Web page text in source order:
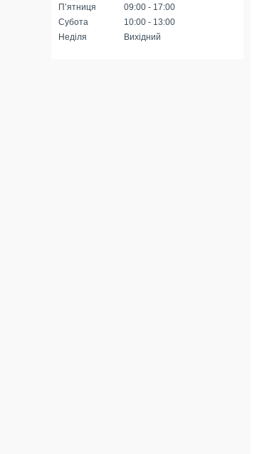
Пʼятниця
09:00
17:00
Субота
10:00
13:00
Неділя
Вихідний